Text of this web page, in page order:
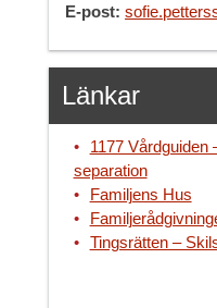
E-post:
Länkar
1177
separation
Familjens Hus
Tingsrätten –